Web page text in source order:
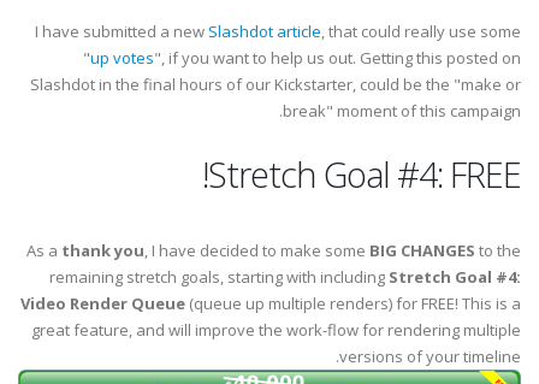
I have submitted a new Slashdot article, that could really use some
"up votes", if you want to help us out. Getting this posted on
Slashdot in the final hours of our Kickstarter, could be the "make or
break" moment of this campaign.
Stretch Goal #4: FREE!
As a thank you, I have decided to make some BIG CHANGES to the
remaining stretch goals, starting with including Stretch Goal #4:
Video Render Queue (queue up multiple renders) for FREE! This is a
great feature, and will improve the work-flow for rendering multiple
versions of your timeline.